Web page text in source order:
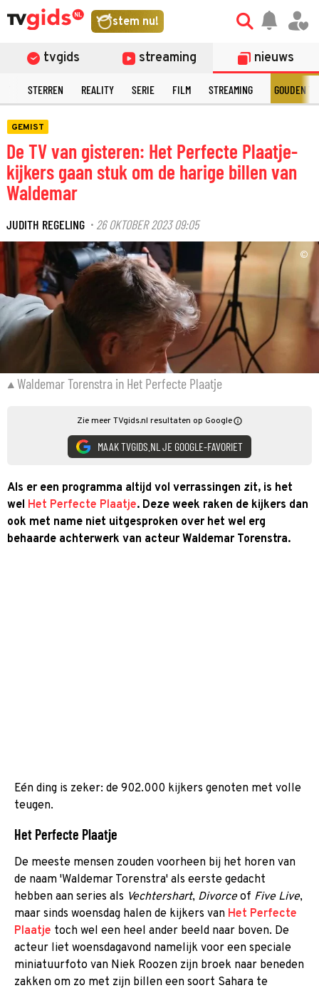
stem nu!
tvgids streaming nieuws
STERREN REALITY SERIE FILM STREAMING GOUDEN
GEMIST
De TV van gisteren: Het Perfecte Plaatje-
kijkers gaan stuk om de harige billen van
Waldemar
JUDITH REGELING · 26 OKTOBER 2023 09:05
©
Waldemar Torenstra in Het Perfecte Plaatje
Zie meer TVgids.nl resultaten op Google
MAAK TVGIDS.NL JE GOOGLE-FAVORIET
Als er een programma altijd vol verrassingen zit, is het
wel Het Perfecte Plaatje. Deze week raken de kijkers dan
ook met name niet uitgesproken over het wel erg
behaarde achterwerk van acteur Waldemar Torenstra.
Eén ding is zeker: de 902.000 kijkers genoten met volle
teugen.
Het Perfecte Plaatje
De meeste mensen zouden voorheen bij het horen van
de naam 'Waldemar Torenstra' als eerste gedacht
hebben aan series als Vechtershart, Divorceof Five Live,
maar sinds woensdag halen de kijkers van Het Perfecte
Plaatje toch wel een heel ander beeld naar boven. De
acteur liet woensdagavond namelijk voor een speciale
miniatuurfoto van Niek Roozen zijn broek naar beneden
zakken om zo met zijn billen een soort Sahara te